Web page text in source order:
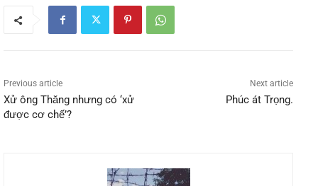
Previous article
Xử ông Thăng nhưng có ‘xử
được cơ chế’?
Next article
Phúc át Trọng.